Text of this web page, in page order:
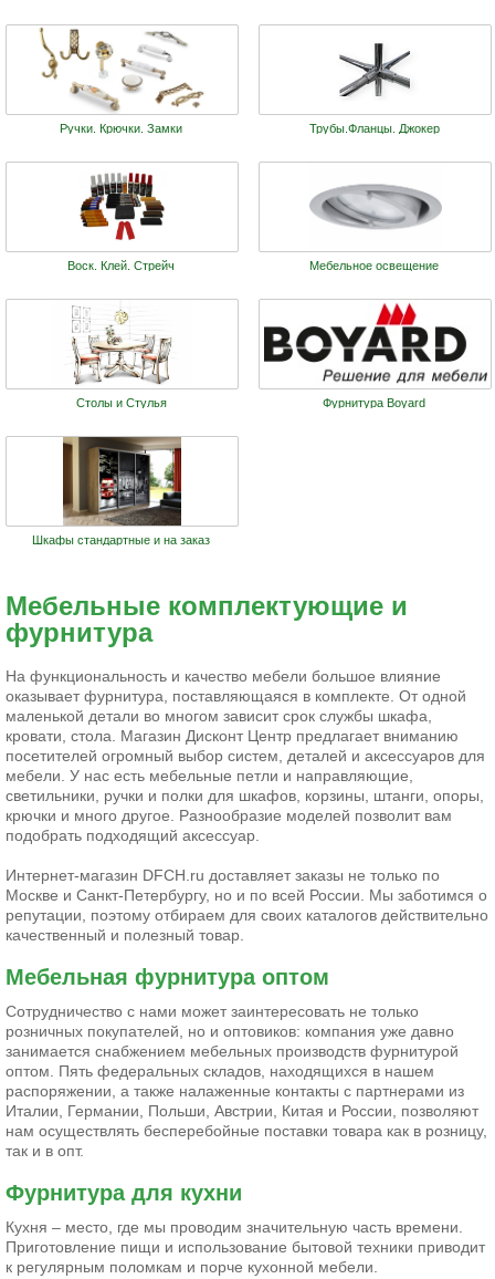
Ручки. Крючки. Замки Трубы.Фланцы. Джокер
Воск. Клей. Стрейч Мебельное освещение
Столы и Стулья Фурнитура Boyard
Шкафы стандартные и на заказ
Мебельные комплектующие и
фурнитура
На функциональность и качество мебели большое влияние
оказывает фурнитура, поставляющаяся в комплекте. От одной
маленькой детали во многом зависит срок службы шкафа,
кровати, стола. Магазин Дисконт Центр предлагает вниманию
посетителей огромный выбор систем, деталей и аксессуаров для
мебели. У нас есть мебельные петли и направляющие,
светильники, ручки и полки для шкафов, корзины, штанги, опоры,
крючки и много другое. Разнообразие моделей позволит вам
подобрать подходящий аксессуар.
Интернет-магазин DFCH.ru доставляет заказы не только по
Москве и Санкт-Петербургу, но и по всей России. Мы заботимся о
репутации, поэтому отбираем для своих каталогов действительно
качественный и полезный товар.
Мебельная фурнитура оптом
Сотрудничество с нами может заинтересовать не только
розничных покупателей, но и оптовиков: компания уже давно
занимается снабжением мебельных производств фурнитурой
оптом. Пять федеральных складов, находящихся в нашем
распоряжении, а также налаженные контакты с партнерами из
Италии, Германии, Польши, Австрии, Китая и России, позволяют
нам осуществлять бесперебойные поставки товара как в розницу,
так и в опт.
Фурнитура для кухни
Кухня – место, где мы проводим значительную часть времени.
Приготовление пищи и использование бытовой техники приводит
к регулярным поломкам и порче кухонной мебели.